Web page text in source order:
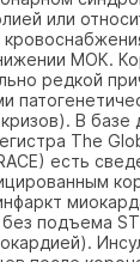
или
МОК.
редкой
В базе
The
есть
подъема